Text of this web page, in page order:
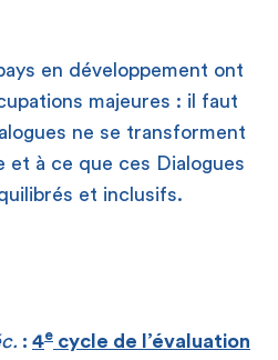
en développement ont
majeures : il faut
ne se transforment
et à ce que ces Dialogues
et inclusifs.
: 4e cycle de l’évaluation